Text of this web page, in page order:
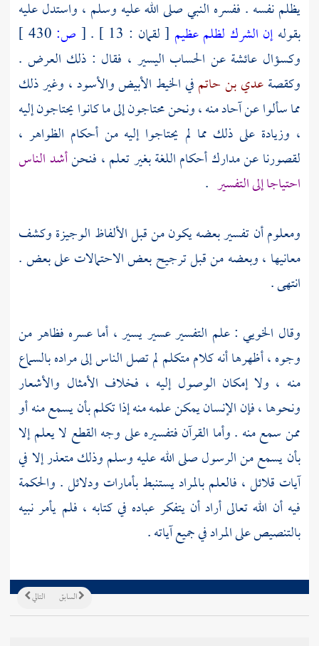
يظلم نفسه . ففسره النبي صلى الله عليه وسلم ، واستدل عليه
بقولهإن الشرك لظلم عظيم [ لقمان : 13 ] . [ ص:
وكسؤال عائشةعن الحساب اليسير ، فقال : ذلك العرض .
وكقصةعدي بن حاتمفي الخيط الأبيض والأسود ، وغير ذلك
مما سألوا عن آحاد منه ، ونحن محتاجون إلى ما كانوا يحتاجون إليه
، وزيادة على ذلك مما لم يحتاجوا إليه من أحكام الظواهر ،
لقصورنا عن مدارك أحكام اللغة بغير تعلم ، فنحنأشد الناس
احتياجا إلى التفسير .
ومعلوم أن تفسير بعضه يكون من قبل الألفاظ الوجيزة وكشف
معانيها ، وبعضه من قبل ترجيح بعض الاحتمالات على بعض .
انتهى .
وقال الخويي : علم التفسير عسير يسير ، أما عسره فظاهر من
وجوه ، أظهرها أنه كلام متكلم لم تصل الناس إلى مراده بالسماع
منه ، ولا إمكان الوصول إليه ، فخلاف الأمثال والأشعار
ونحوها ، فإن الإنسان يمكن علمه منه إذا تكلم بأن يسمع منه أو
ممن سمع منه . وأما القرآن فتفسيره على وجه القطع لا يعلم إلا
بأن يسمع من الرسول صلى الله عليه وسلم وذلك متعذر إلا في
آيات قلائل ، فالعلم بالمراد يستنبط بأمارات ودلائل . والحكمة
فيه أن الله تعالى أراد أن يتفكر عباده في كتابه ، فلم يأمر نبيه
بالتنصيص على المراد في جميع آياته .
التالي السابق